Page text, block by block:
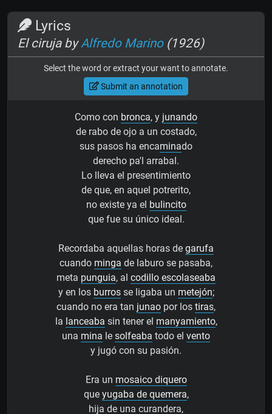
Lyrics
El ciruja byAlfredo Marino(1926)
Select the word or extract your want to annotate.
Submit an annotation
Como con bronca, y junando
de rabo de ojo a un costado,
sus pasos ha encaminado
derecho pa'l arrabal.
Lo lleva el presentimiento
de que, en aquel potrerito,
no existe ya el bulincito
que fue su único ideal.
Recordaba aquellas horas de garufa
cuando minga de laburo se pasaba,
meta punguia, al codillo escolaseaba
y en los burrosse ligaba un metejón;
cuando no era tan junao por los tiras,
la lanceaba sin tener el manyamiento,
una mina le solfeaba todo el vento
y jugó con su pasión.
Era un mosaico diquero
que yugaba de quemera,
hija de una curandera,